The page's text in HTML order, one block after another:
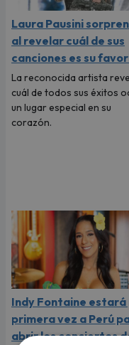
Laura Pausini
al revelar cuál de sus
canciones es su
La reconocida artista
cuál de todos sus éxitos
un lugar especial en su
corazón.
Indy Fontaine estará
primera vez a Perú
abrir los conciertos